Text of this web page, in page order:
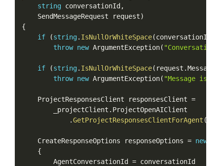
string conversationId ,
    SendMessageRequest request
)
{
if
(string. IsNullOrWhiteSpace(conversationId
throw new ArgumentException(
if (string. IsNullOrWhiteSpace( request .Message
throw new ArgumentException( "Message is
    ProjectResponsesClient responsesClient
=
        _projectClient
. ProjectOpenAIClient
.GetProjectResponsesClientForAgent (
    CreateResponseOptions responseOptions
= new
{
        AgentConversationId
= conversationId